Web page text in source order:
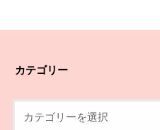
カテゴリー